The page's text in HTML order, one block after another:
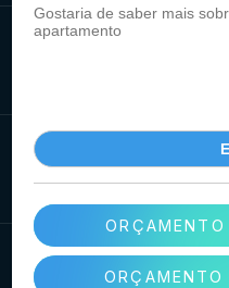
ORÇAMENTO